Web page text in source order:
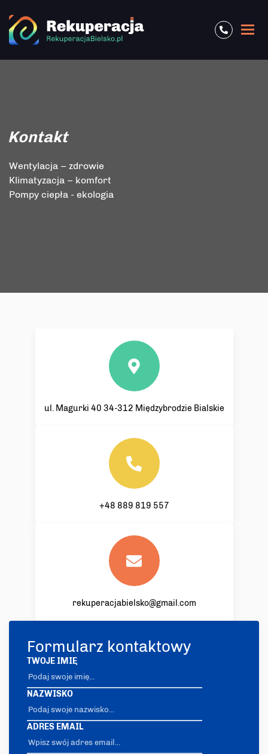
Kontakt
Wentylacja – zdrowie
Klimatyzacja – komfort
Pompy ciepła - ekologia
ul. Magurki 40 34-312 Międzybrodzie Bialskie
+48 889 819 557
rekuperacjabielsko@gmail.com
Formularz kontaktowy
TWOJE IMIĘ
NAZWISKO
ADRES EMAIL